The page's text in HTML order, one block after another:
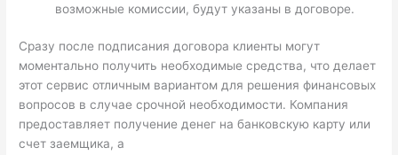
возможные комиссии, будут указаны в договоре.
Сразу после подписания договора клиенты могут
моментально получить необходимые средства, что делает
этот сервис отличным вариантом для решения финансовых
вопросов в случае срочной необходимости. Компания
предоставляет получение денег на банковскую карту или
счет заемщика, а